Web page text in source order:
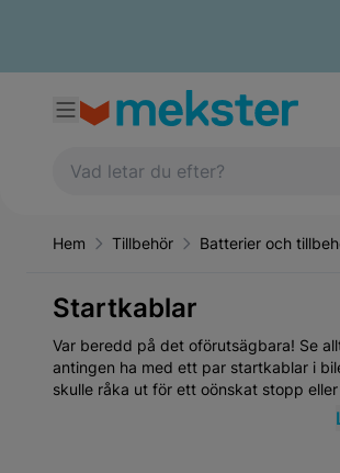
Hem Tillbehör Batterier och
Startkablar
Var beredd på det oförutsägbara! Se
antingen ha med ett par startkablar i
skulle råka ut för ett oönskat stopp eller
i nöden! Här på mekster.se hittar du